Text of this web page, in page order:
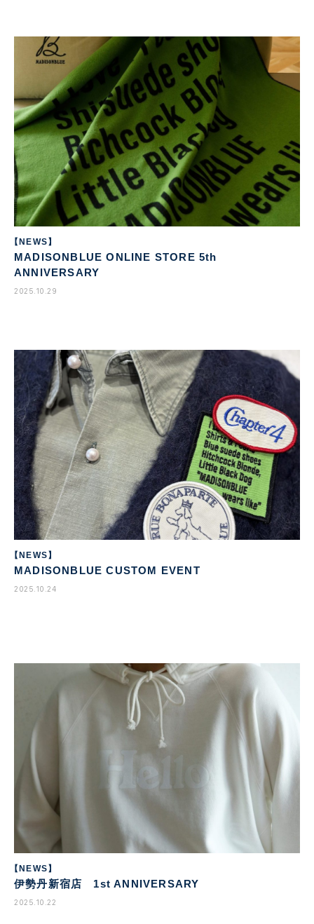
【NEWS】
MADISONBLUE ONLINE STORE 5th
ANNIVERSARY
2025.10.29
【NEWS】
MADISONBLUE CUSTOM EVENT
2025.10.24
【NEWS】
伊勢丹新宿店 1st ANNIVERSARY
2025.10.22